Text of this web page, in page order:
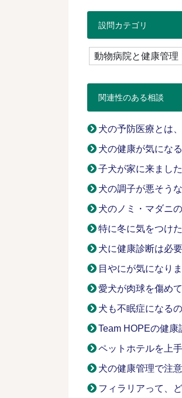
設問カテゴリ
動物病院と健康管理
関連性のある相談
犬の予防医療とは
犬の健康が気にな
子犬が家に来まし
犬の調子が悪そう
犬のノミ・マダニ
特に冬に気をつけ
犬に健康診断は必
目やにが気になり
愛犬が肉球を傷め
犬も不眠症になる
Team HOPEの健康
ペットホテルを上
犬の健康管理で注
フィラリアって、